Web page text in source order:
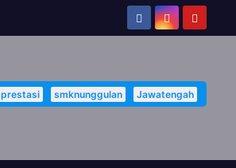
prestasi smknunggulan Jawatengah